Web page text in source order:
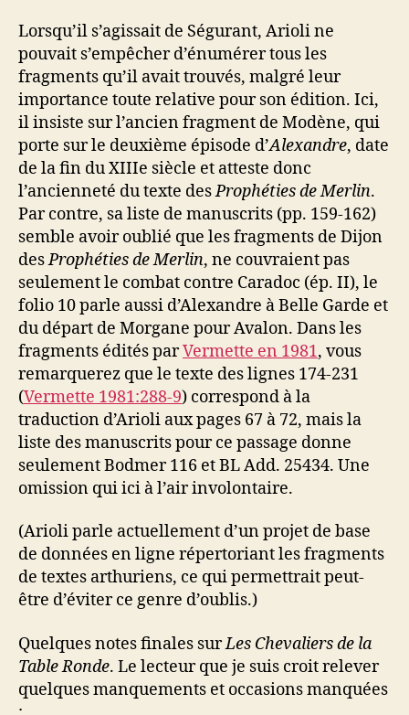
Lorsqu’il s’agissait de Ségurant, Arioli ne
pouvait s’empêcher d’énumérer tous les
fragments qu’il avait trouvés, malgré leur
importance toute relative pour son édition. Ici,
il insiste sur l’ancien fragment de Modène, qui
porte sur le deuxième épisode d’Alexandre, date
de la fin du XIIIe siècle et atteste donc
l’ancienneté du texte desProphéties de Merlin.
Par contre, sa liste de manuscrits (pp. 159-162)
semble avoir oublié que les fragments de Dijon
desProphéties de Merlin, ne couvraient pas
seulement le combat contre Caradoc (ép. II), le
folio 10 parle aussi d’Alexandre à Belle Garde et
du départ de Morgane pour Avalon. Dans les
fragments édités parVermette en 1981, vous
remarquerez que le texte des lignes 174-231
(Vermette 1981:288-9) correspond à la
traduction d’Arioli aux pages 67 à 72, mais la
liste des manuscrits pour ce passage donne
seulement Bodmer 116 et BL Add. 25434. Une
omission qui ici à l’air involontaire.
(Arioli parle actuellement d’un projet de base
de données en ligne répertoriant les fragments
de textes arthuriens, ce qui permettrait peut-
être d’éviter ce genre d’oublis.)
Quelques notes finales surLes Chevaliers de la
Table Ronde. Le lecteur que je suis croit relever
quelques manquements et occasions manquées